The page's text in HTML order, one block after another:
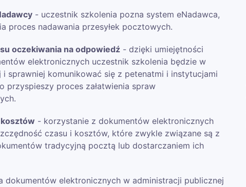
- uczestnik szkolenia pozna system eNadawca,
proces nadawania przesyłek pocztowych.
oczekiwania na odpowiedź - dzięki umiejętności
elektronicznych uczestnik szkolenia będzie w
i sprawniej komunikować się z petenatmi i instytucjami
przyspieszy proces załatwienia spraw
- korzystanie z dokumentów elektronicznych
czasu i kosztów, które zwykle związane są z
tradycyjną pocztą lub dostarczaniem ich
dokumentów elektronicznych w administracji publicznej